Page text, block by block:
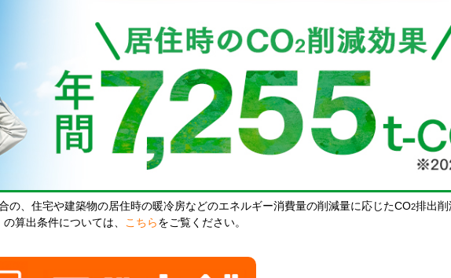
の、住宅や建築物の居住時の暖冷房などのエネルギー消費量の削減量に応じたCO2排出削
算出条件については、 こちら をご覧ください。